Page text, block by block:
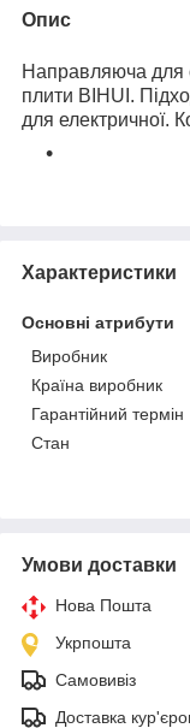
Опис
Направляюча для
плити BIHUI.
для електричної.
Характеристики
Основні атрибути
Виробник
Країна виробник
Гарантійний термін
Стан
Умови доставки
Нова Пошта
Укрпошта
Самовивіз
Доставка